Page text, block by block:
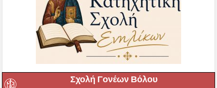
Σχολή Γονέων Βόλου